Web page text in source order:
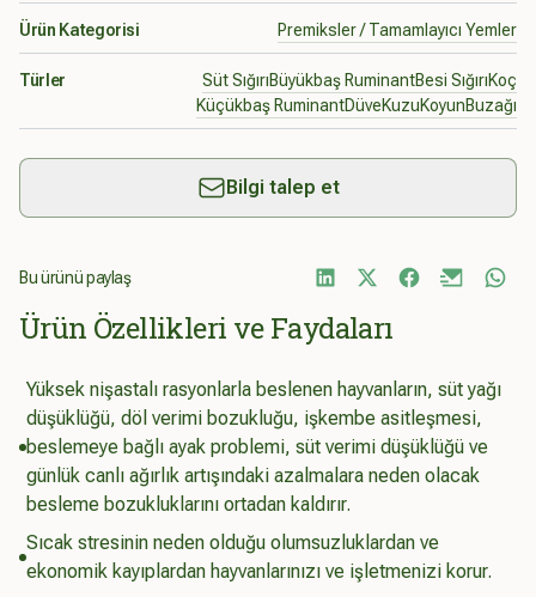
Ürün Kategorisi Premiksler / Tamamlayıcı Yemler
Türler Süt SığırıBüyükbaş RuminantBesi SığırıKoç
Küçükbaş RuminantDüveKuzuKoyunBuzağı
Bilgi talep et
Bu ürünü paylaş
Ürün Özellikleri ve Faydaları
Yüksek nişastalı rasyonlarla beslenen hayvanların, süt yağı
düşüklüğü, döl verimi bozukluğu, işkembe asitleşmesi,
beslemeye bağlı ayak problemi, süt verimi düşüklüğü ve
günlük canlı ağırlık artışındaki azalmalara neden olacak
besleme bozukluklarını ortadan kaldırır.
Sıcak stresinin neden olduğu olumsuzluklardan ve
ekonomik kayıplardan hayvanlarınızı ve işletmenizi korur.